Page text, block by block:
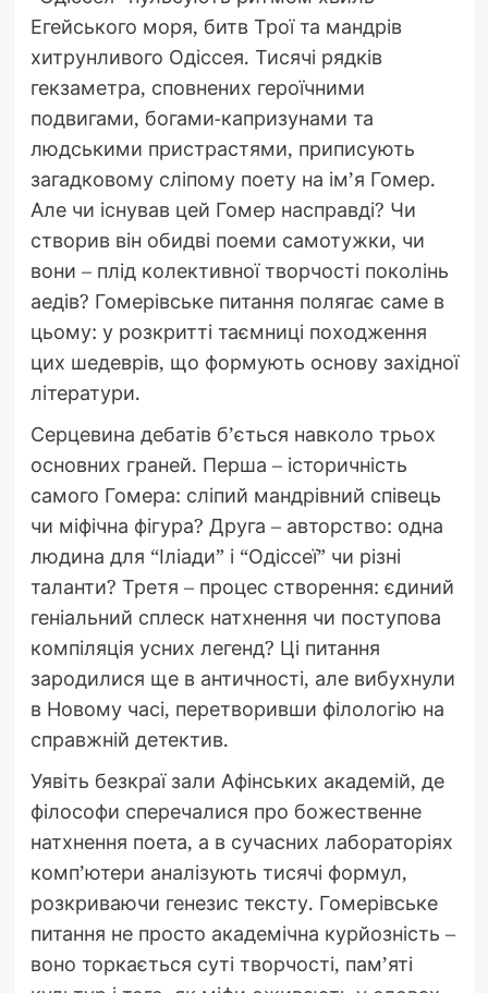
Егейського моря, битв Трої та мандрів
хитрунливого Одіссея. Тисячі рядків
гекзаметра, сповнених героїчними
подвигами, богами-капризунами та
людськими пристрастями, приписують
загадковому сліпому поету на ім’я Гомер.
Але чи існував цей Гомер насправді? Чи
створив він обидві поеми самотужки, чи
вони – плід колективної творчості поколінь
аедів? Гомерівське питання полягає саме в
цьому: у розкритті таємниці походження
цих шедеврів, що формують основу західної
літератури.
Серцевина дебатів б’ється навколо трьох
основних граней. Перша – історичність
самого Гомера: сліпий мандрівний співець
чи міфічна фігура? Друга – авторство: одна
людина для “Іліади” і “Одіссеї” чи різні
таланти? Третя – процес створення: єдиний
геніальний сплеск натхнення чи поступова
компіляція усних легенд? Ці питання
зародилися ще в античності, але вибухнули
в Новому часі, перетворивши філологію на
справжній детектив.
Уявіть безкраї зали Афінських академій, де
філософи сперечалися про божественне
натхнення поета, а в сучасних лабораторіях
комп’ютери аналізують тисячі формул,
розкриваючи генезис тексту. Гомерівське
питання не просто академічна курйозність –
воно торкається суті творчості, пам’яті